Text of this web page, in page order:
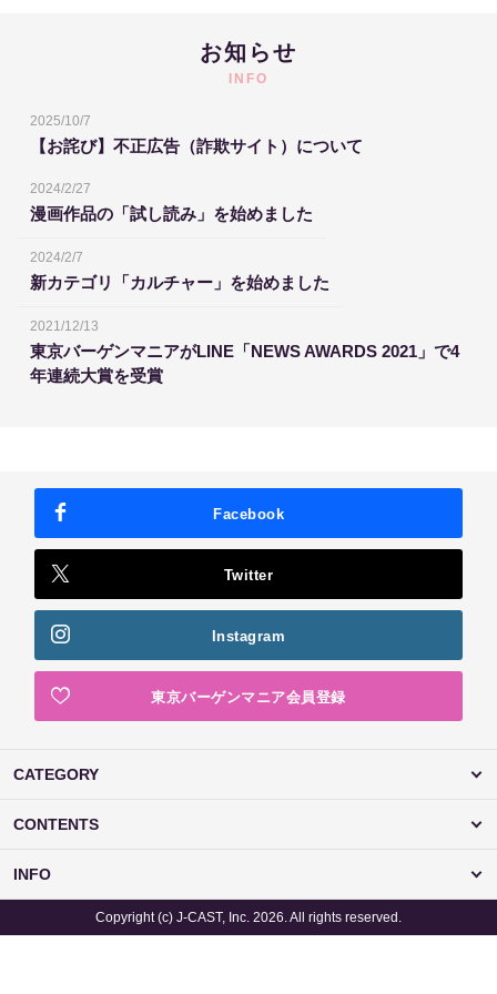
お知らせ
INFO
2025/10/7
【お詫び】不正広告（詐欺サイト）について
2024/2/27
漫画作品の「試し読み」を始めました
2024/2/7
新カテゴリ「カルチャー」を始めました
2021/12/13
東京バーゲンマニアがLINE「NEWS AWARDS 2021」で4
年連続大賞を受賞
Facebook
Twitter
Instagram
東京バーゲンマニア会員登録
CATEGORY
CONTENTS
INFO
Copyright (c) J-CAST, Inc. 2026. All rights reserved.